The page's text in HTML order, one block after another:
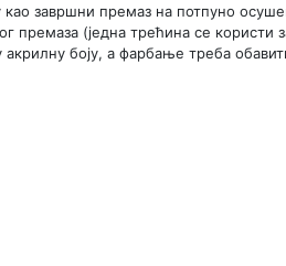
завршни премаз на потпуно
(једна трећина се користи
боју, а фарбање треба